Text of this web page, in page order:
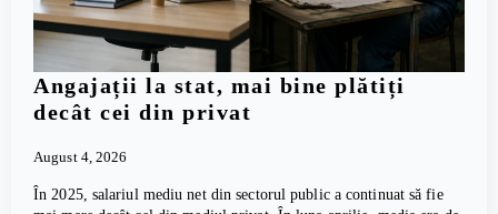
Angajații la stat, mai bine plătiți
decât cei din privat
August 4, 2026
În 2025, salariul mediu net din sectorul public a continuat să fie